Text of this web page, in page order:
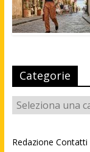
Categorie
Categorie
Redazione Contatti